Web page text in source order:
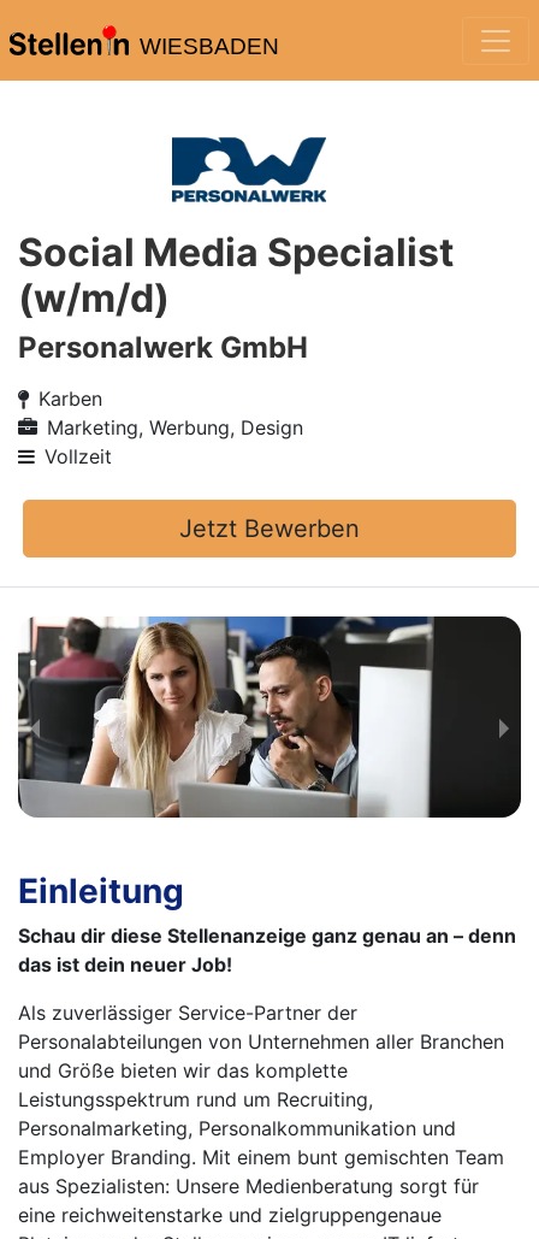
WIESBADEN
Social Media Specialist
(w/m/d)
Personalwerk GmbH
Karben
Marketing, Werbung, Design
Vollzeit
Jetzt Bewerben
Einleitung
Schau dir diese Stellenanzeige ganz genau an – denn
das ist dein neuer Job!
Als zuverlässiger Service-Partner der
Personalabteilungen von Unternehmen aller Branchen
und Größe bieten wir das komplette
Leistungsspektrum rund um Recruiting,
Personalmarketing, Personalkommunikation und
Employer Branding. Mit einem bunt gemischten Team
aus Spezialisten: Unsere Medienberatung sorgt für
eine reichweitenstarke und zielgruppengenaue